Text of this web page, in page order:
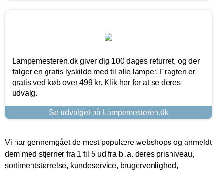
Lampemesteren.dk giver dig 100 dages returret, og der
følger en gratis lyskilde med til alle lamper. Fragten er
gratis ved køb over 499 kr. Klik her for at se deres
udvalg.
Se udvalget på Lampemesteren.dk
Vi har gennemgået de mest populære webshops og anmeldt
dem med stjerner fra 1 til 5 ud fra bl.a. deres prisniveau,
sortimentstørrelse, kundeservice, brugervenlighed,